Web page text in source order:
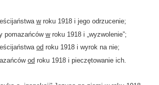
wroku 1918 i jego odrzucenie;
wroku 1918 i „wyzwolenie”;
od roku 1918 i wyrok na nie;
od roku 1918 i pieczętowanie ich.